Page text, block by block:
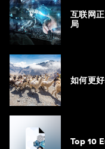
互联网
局
如何更
Top 10